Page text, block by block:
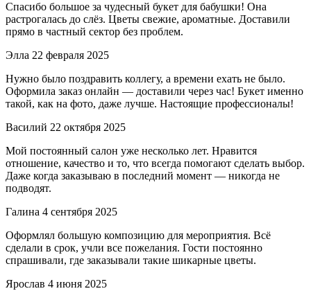
Спасибо большое за чудесный букет для бабушки! Она
растрогалась до слёз. Цветы свежие, ароматные. Доставили
прямо в частный сектор без проблем.
Элла 22 февраля 2025
Нужно было поздравить коллегу, а времени ехать не было.
Оформила заказ онлайн — доставили через час! Букет именно
такой, как на фото, даже лучше. Настоящие профессионалы!
Василий 22 октября 2025
Мой постоянный салон уже несколько лет. Нравится
отношение, качество и то, что всегда помогают сделать выбор.
Даже когда заказываю в последний момент — никогда не
подводят.
Галина 4 сентября 2025
Оформлял большую композицию для мероприятия. Всё
сделали в срок, учли все пожелания. Гости постоянно
спрашивали, где заказывали такие шикарные цветы.
Ярослав 4 июня 2025